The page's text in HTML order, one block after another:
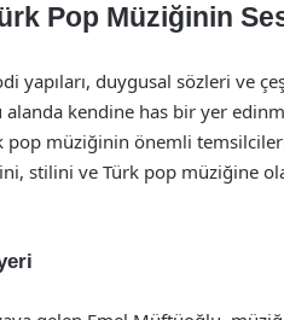
Pop Müziğinin
yapıları, duygusal sözleri ve
kendine has bir yer
pop müziğinin önemli
stilini ve Türk pop müziğine